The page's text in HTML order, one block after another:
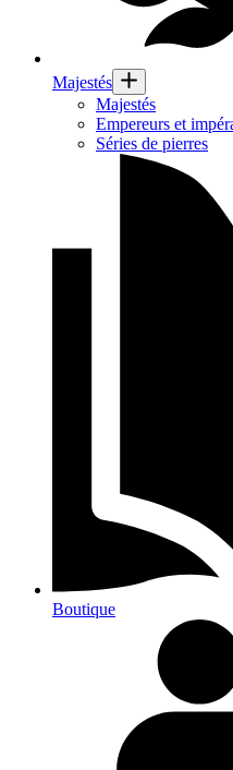
Majestés
Majestés
Empereurs et
Séries de pierres
Boutique